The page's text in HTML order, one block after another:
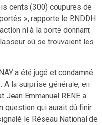
cents (300) coupures de
», rapporte le RNDDH
ni à la porte donnant
où se trouvaient les
a été jugé et condamné
A la surprise générale, en
Jean Emmanuel RENE a
question qui aurait dû finir
le Réseau National de